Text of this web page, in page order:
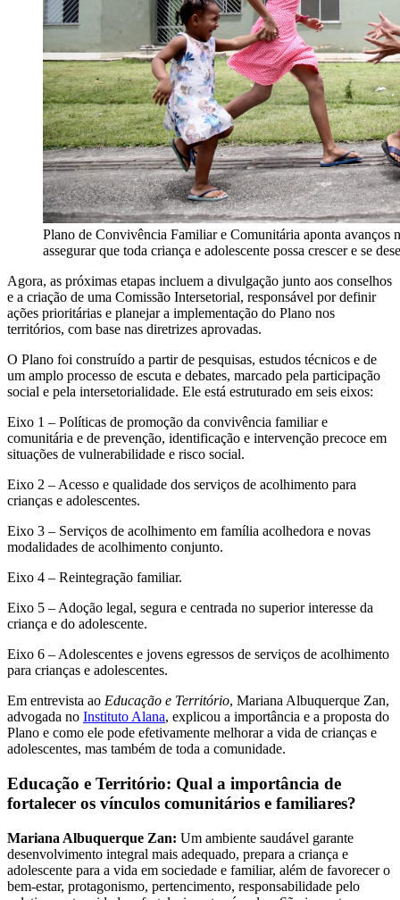
Plano de Convivência Familiar e Comunitária aponta avanços
assegurar que toda criança e adolescente possa crescer e se
Agora, as próximas etapas incluem a divulgação junto aos conselhos
e a criação de uma Comissão Intersetorial, responsável por definir
ações prioritárias e planejar a implementação do Plano nos
territórios, com base nas diretrizes aprovadas.
O Plano foi construído a partir de pesquisas, estudos técnicos e de
um amplo processo de escuta e debates, marcado pela participação
social e pela intersetorialidade. Ele está estruturado em seis eixos:
Eixo 1 – Políticas de promoção da convivência familiar e
comunitária e de prevenção, identificação e intervenção precoce em
situações de vulnerabilidade e risco social.
Eixo 2 – Acesso e qualidade dos serviços de acolhimento para
crianças e adolescentes.
Eixo 3 – Serviços de acolhimento em família acolhedora e novas
modalidades de acolhimento conjunto.
Eixo 4 – Reintegração familiar.
Eixo 5 – Adoção legal, segura e centrada no superior interesse da
criança e do adolescente.
Eixo 6 – Adolescentes e jovens egressos de serviços de acolhimento
para crianças e adolescentes.
Em entrevista ao Educação e Território, Mariana Albuquerque Zan,
advogada no Instituto Alana, explicou a importância e a proposta do
Plano e como ele pode efetivamente melhorar a vida de crianças e
adolescentes, mas também de toda a comunidade.
Educação e Território: Qual a importância de
fortalecer os vínculos comunitários e familiares?
Mariana Albuquerque Zan: Um ambiente saudável garante
desenvolvimento integral mais adequado, prepara a criança e
adolescente para a vida em sociedade e familiar, além de favorecer o
bem-estar, protagonismo, pertencimento, responsabilidade pelo